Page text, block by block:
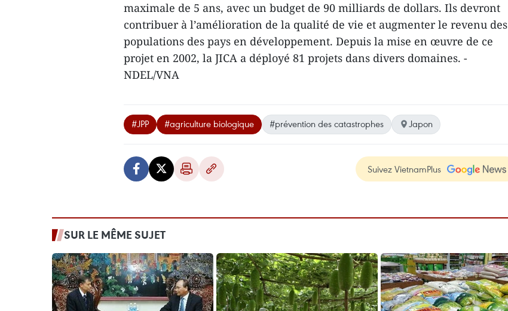
maximale de 5 ans, avec un budget de 90 milliards de dollars. Ils devront
contribuer à l’amélioration de la qualité de vie et augmenter le revenu des
populations des pays en développement. Depuis la mise en œuvre de ce
projet en 2002, la JICA a déployé 81 projets dans divers domaines. -
NDEL/VNA
#JPP #agriculture biologique #prévention des catastrophes Japon
Suivez VietnamPlus
SUR LE MÊME SUJET